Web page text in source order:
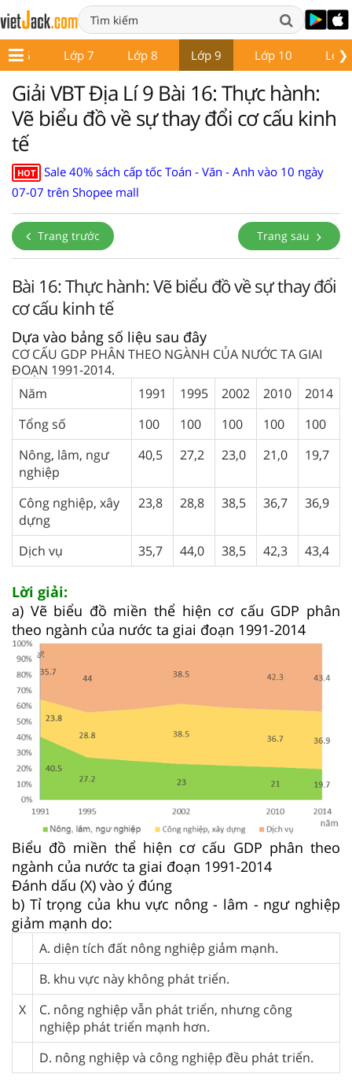
❯
Lớp 6 Lớp 7 Lớp 8 Lớp 9 Lớp 10 Lớp
Giải VBT Địa Lí 9 Bài 16: Thực hành:
Vẽ biểu đồ về sự thay đổi cơ cấu kinh
tế
HOT
Sale 40% sách cấp tốc Toán - Văn - Anh vào 10 ngày
07-07 trên Shopee mall
Trang trước Trang sau
Bài 16: Thực hành: Vẽ biểu đồ về sự thay đổi
cơ cấu kinh tế
Dựa vào bảng số liệu sau đây
CƠ CẤU GDP PHÂN THEO NGÀNH CỦA NƯỚC TA GIAI
ĐOẠN 1991-2014.
Năm
1991 1995 2002 2010
2014
Tổng số
100 100 100 100
100
Nông, lâm, ngư
nghiệp
40,5 27,2 23,0 21,0 19,7
Công nghiệp, xây
dựng
23,8 28,8 38,5 36,7 36,9
Dịch vụ 35,7 44,0 38,5 42,3 43,4
Lời giải:
a) Vẽ biểu đồ miền thể hiện cơ cấu GDP phân
theo ngành của nước ta giai đoạn 1991-2014
Biểu đồ miền thể hiện cơ cấu GDP phân theo
ngành của nước ta giai đoạn 1991-2014
Đánh dấu (X) vào ý đúng
b) Tỉ trọng của khu vực nông - lâm - ngư nghiệp
giảm mạnh do:
A. diện tích đất nông nghiệp giảm mạnh.
B. khu vực này không phát triển.
X
C. nông nghiệp vẫn phát triển, nhưng công
nghiệp phát triển mạnh hơn.
D. nông nghiệp và công nghiệp đều phát triển.